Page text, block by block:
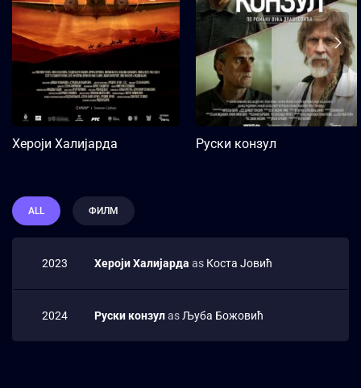
Хероји Халијарда
току је највећа појединачна
акција спасавања
америчких и савезничких
пилота у историји светског
ваздухопловства, позната
као „Операција Халијард“.
„Хероји Халијарда“ су прича
о три брата Јовића и
њиховој породици, разапетој
између супротстављених
Add to My List
Руски конзул
ALL ФИЛМ
2023 Хероји Халијарда as Коста Јовић
2024 Руски конзулas Љуба Божовић